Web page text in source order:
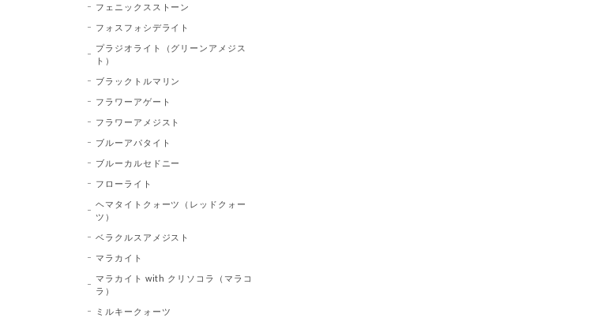
フェニックスストーン
フォスフォシデライト
プラジオライト（グリーンアメジス
ト）
ブラックトルマリン
フラワーアゲート
フラワーアメジスト
ブルーアパタイト
ブルーカルセドニー
フローライト
ヘマタイトクォーツ（レッドクォー
ツ）
ベラクルスアメジスト
マラカイト
マラカイト with クリソコラ（マラコ
ラ）
ミルキークォーツ